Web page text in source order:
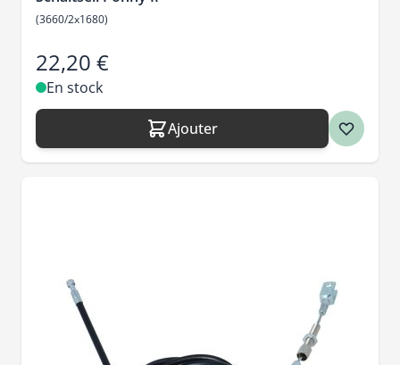
(3660/2x1680)
22,20 €
En stock
Ajouter